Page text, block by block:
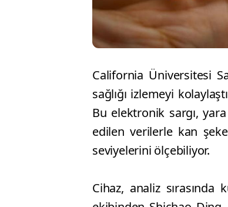
California Üniversitesi
sağlığı izlemeyi
Bu elektronik sargı,
edilen verilerle kan
seviyelerini ölçebiliyor.
Cihaz, analiz sırasında